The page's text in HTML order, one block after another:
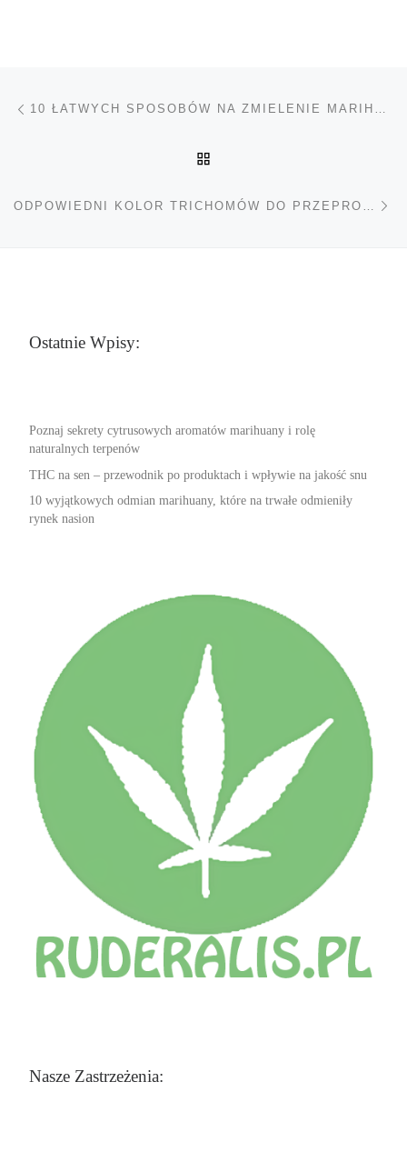
Nawigacja wpisu 10 ŁATWYCH SPOSOBÓW NA ZMIELENIE MARIHUANY BEZ MŁYNKA
Ostatnie Wpisy:
Poznaj sekrety cytrusowych aromatów marihuany i rolę
naturalnych terpenów
THC na sen – przewodnik po produktach i wpływie na jakość snu
10 wyjątkowych odmian marihuany, które na trwałe odmieniły
rynek nasion
Nasze Zastrzeżenia: